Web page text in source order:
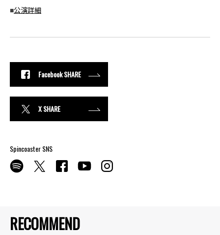
RECOMMEND
■公演詳細
Facebook SHARE
X SHARE
Spincoaster SNS